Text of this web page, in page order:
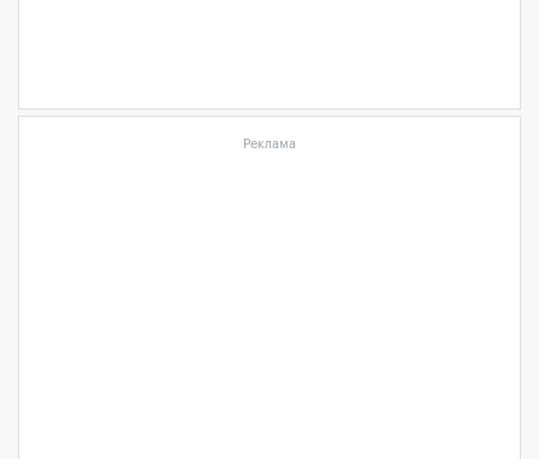
Реклама